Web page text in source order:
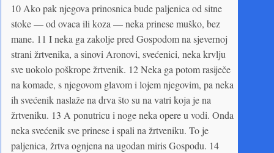
10 Ako pak njegova prinosnica bude paljenica od sitne
stoke — od ovaca ili koza — neka prinese muško, bez
mane. 11 I neka ga zakolje pred Gospodom na sjevernoj
strani žrtvenika, a sinovi Aronovi, svećenici, neka krvlju
sve uokolo poškrope žrtvenik. 12 Neka ga potom rasiječe
na komade, s njegovom glavom i lojem njegovim, pa neka
ih svećenik naslaže na drva što su na vatri koja je na
žrtveniku. 13 A ponutricu i noge neka opere u vodi. Onda
neka svećenik sve prinese i spali na žrtveniku. To je
paljenica, žrtva ognjena na ugodan miris Gospodu. 14